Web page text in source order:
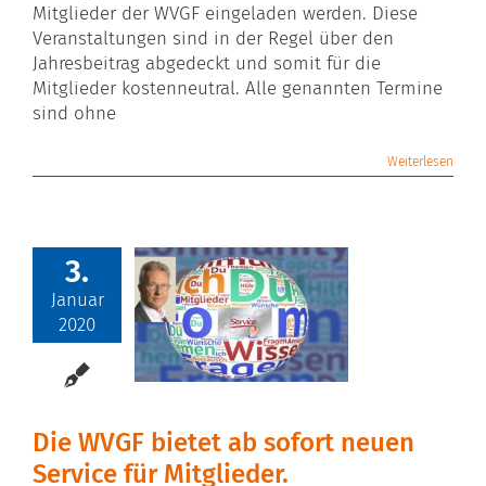
Mitglieder der WVGF eingeladen werden. Diese
Veranstaltungen sind in der Regel über den
Jahresbeitrag abgedeckt und somit für die
Mitglieder kostenneutral. Alle genannten Termine
sind ohne
Weiterlesen
3.
Januar
2020
Die WVGF bietet ab sofort neuen
Service für Mitglieder.